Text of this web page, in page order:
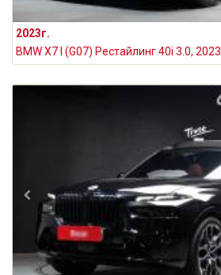
2023г.
BMW X7 I (G07) Рестайлинг 40i 3.0, 2023